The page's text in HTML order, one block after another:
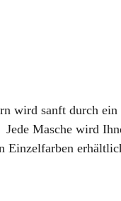
wird sanft durch
Masche wird